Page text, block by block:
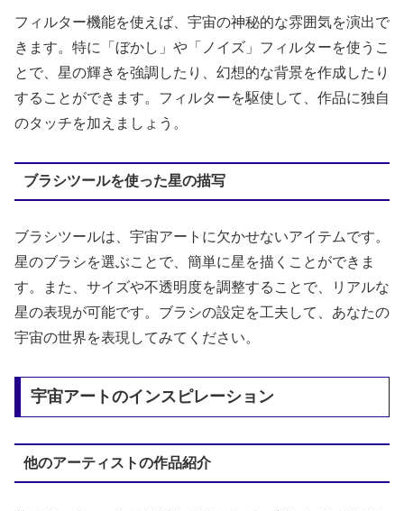
フィルター機能を使えば、宇宙の神秘的な雰囲気を演出で
きます。特に「ぼかし」や「ノイズ」フィルターを使うこ
とで、星の輝きを強調したり、幻想的な背景を作成したり
することができます。フィルターを駆使して、作品に独自
のタッチを加えましょう。
ブラシツールを使った星の描写
ブラシツールは、宇宙アートに欠かせないアイテムです。
星のブラシを選ぶことで、簡単に星を描くことができま
す。また、サイズや不透明度を調整することで、リアルな
星の表現が可能です。ブラシの設定を工夫して、あなたの
宇宙の世界を表現してみてください。
宇宙アートのインスピレーション
他のアーティストの作品紹介